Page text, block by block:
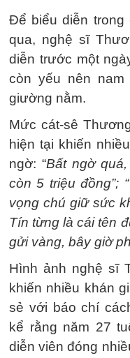
Để biểu diễn
qua, nghệ sĩ
diễn trước một
còn yếu nên
giường nằm.
Mức cát-sê
hiện tại khiến
ngờ: “Bất ngờ
còn 5 triệu đồng”;
vọng chú giữ sức
Tín từng là cái tên
gửi vàng, bây giờ
Hình ảnh nghệ sĩ
khiến nhiều khán
sẻ với báo chí
kể rằng năm 27
diễn viên đóng